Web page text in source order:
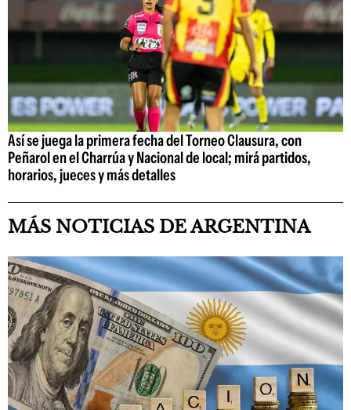
Así se juega la primera fecha del Torneo Clausura, con
Peñarol en el Charrúa y Nacional de local; mirá partidos,
horarios, jueces y más detalles
MÁS NOTICIAS DE ARGENTINA